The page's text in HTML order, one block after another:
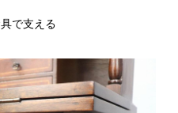
で支える